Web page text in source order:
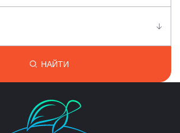
НАЙТИ